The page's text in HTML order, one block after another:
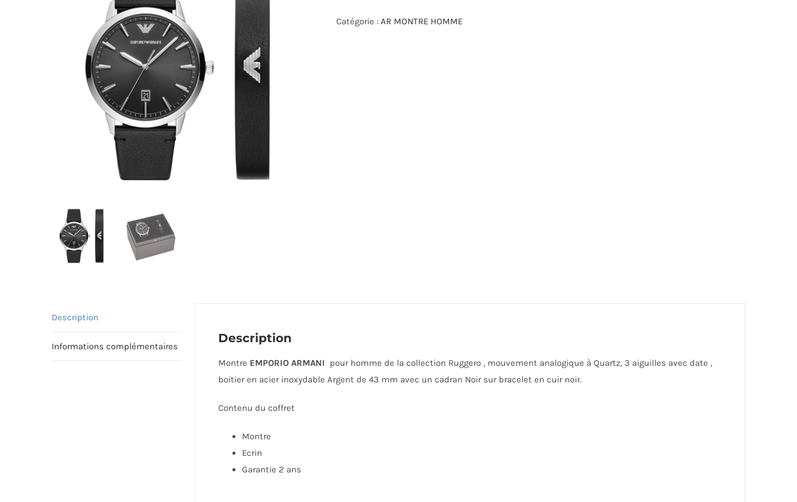
Catégorie : AR MONTRE HOMME
Description
Informations complémentaires
Description
Montre EMPORIO ARMANI pour homme de la collection Ruggero , mouvement analogique à Quartz, 3 aiguilles avec date ,
boitier en acier inoxydable Argent de 43 mm avec un cadran Noir sur bracelet en cuir noir.
Contenu du coffret
Montre
Ecrin
Garantie 2 ans